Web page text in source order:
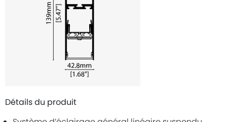
Détails du produit